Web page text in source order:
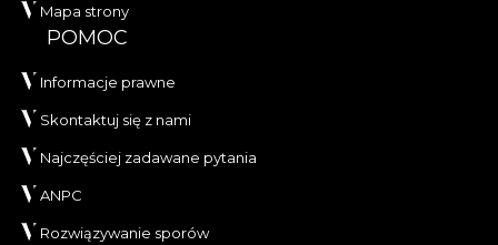
Mapa strony
POMOC
Informacje prawne
Skontaktuj się z nami
Najczęściej zadawane pytania
ANPC
Rozwiązywanie sporów